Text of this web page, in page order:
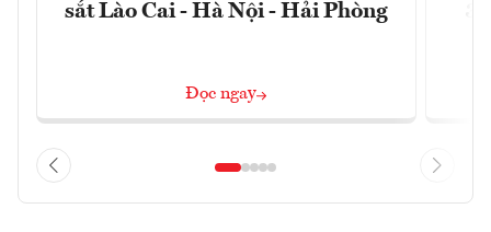
sắt Lào Cai - Hà Nội - Hải Phòng
Đọc ngay